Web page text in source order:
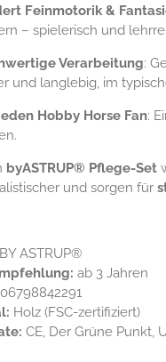
Feinmotorik &
– spielerisch und
Verarbeitung:
und langlebig, im
Hobby Horse Fan:
byASTRUP® Pflege-Set
und sorgen für
BY ASTRUP®
ab 3 Jahren
Holz (FSC-zertifiziert)
CE, Der Grüne Punkt,